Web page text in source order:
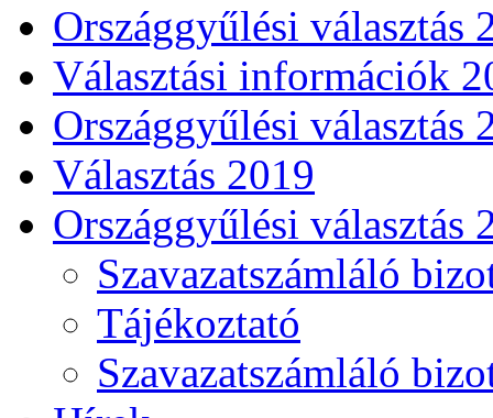
Országgyűlési választás
Választási információk
Országgyűlési választás
Választás 2019
Országgyűlési választás
Szavazatszámláló
Tájékoztató
Szavazatszámláló